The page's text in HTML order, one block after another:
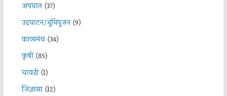
अपघात(37)
उदघाटन/भूमिपूजन(9)
काव्यमंच(34)
कृषी(85)
चावडी(1)
जिज्ञासा(12)